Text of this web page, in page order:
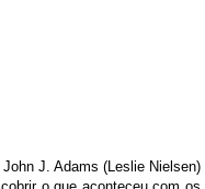
J. Adams (Leslie Nielsen)